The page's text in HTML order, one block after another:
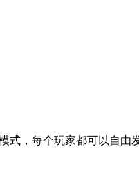
，每个玩家都可以自由